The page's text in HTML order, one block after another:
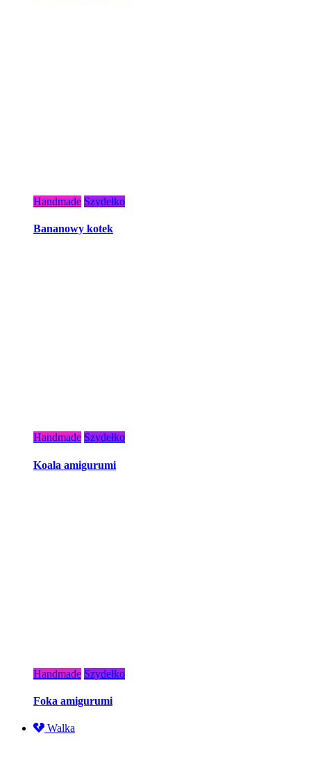
Handmade Szydełko
Bananowy kotek
Handmade Szydełko
Koala amigurumi
Handmade Szydełko
Foka amigurumi
Walka